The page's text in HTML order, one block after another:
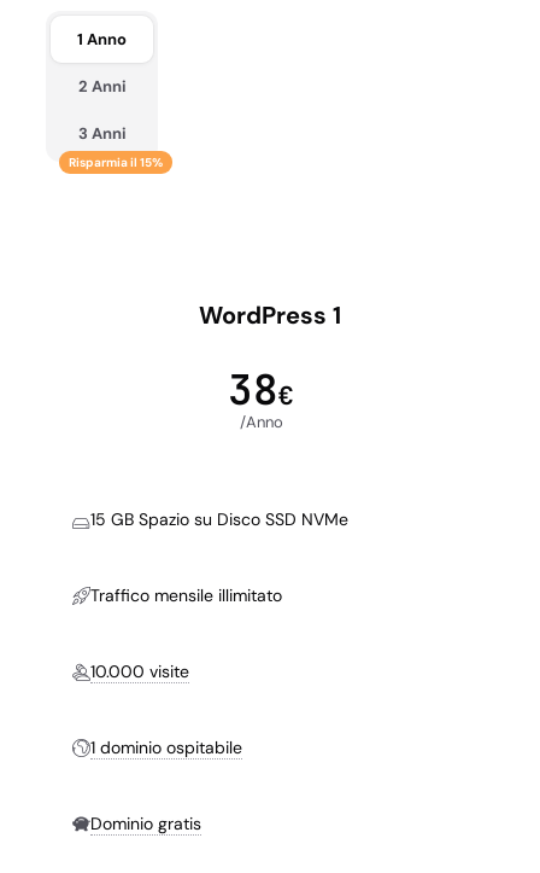
1 Anno
2 Anni
3 Anni
Risparmia il 15%
WordPress 1
38€
/Anno
15 GB Spazio su Disco SSD NVMe
Traffico mensile illimitato
10.000 visite
1 dominio ospitabile
Dominio gratis